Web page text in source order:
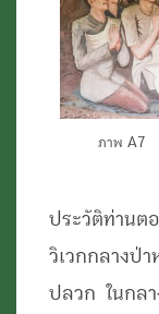
ภาพ A7
ประวัติท่านต
วิเวกกลาง
ปลวก ในกล